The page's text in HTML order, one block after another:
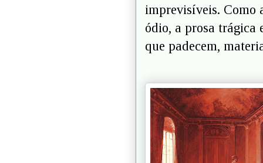
imprevisíveis. Como
ódio, a prosa trágica
que padecem,